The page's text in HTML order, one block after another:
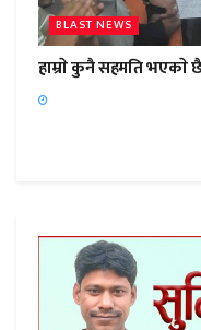
BLAST NEWS
हाम्राे कुनै सहमति भएकाे